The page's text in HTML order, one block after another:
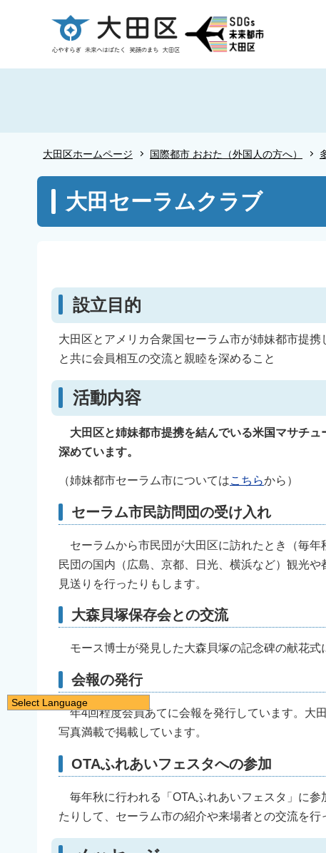
ー
大田区ホームページ 国際都市 おおた（外国人の方へ）
こ
大田セーラムクラブ
設立目的
大田区とアメリカ合衆国セーラム市が姉妹都市提
と共に会員相互の交流と親睦を深めること
活動内容
大田区と姉妹都市提携を結んでいる米国マサチュ
深めています。
（姉妹都市セーラム市についてはこちらから）
セーラム市民訪問団の受け入れ
セーラムから市民団が大田区に訪れたとき（毎
民団の国内（広島、京都、日光、横浜など）観光
見送りを行ったりもします。
大森貝塚保存会との交流
モース博士が発見した大森貝塚の記念碑の献花式
会報の発行
年4回程度会員あてに会報を発行しています。大
写真満載で掲載しています。
OTAふれあいフェスタへの参加
毎年秋に行われる「OTAふれあいフェスタ」に参
たりして、セーラム市の紹介や来場者との交流を行
Select Language